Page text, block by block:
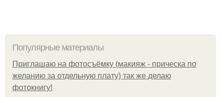
Популярные материалы
Приглашаю на фотосъёмку (макияж - прическа по
желанию за отдельную плату) так же делаю
фотокнигу!